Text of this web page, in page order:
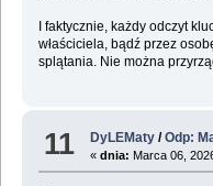
I faktycznie, każdy odczyt
właściciela, bądź przez
splątania. Nie można
11 DyLEMaty /Odp:
«dnia: Marca 06,